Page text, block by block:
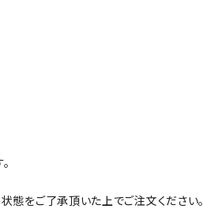
態をご了承頂いた上でご注文ください。